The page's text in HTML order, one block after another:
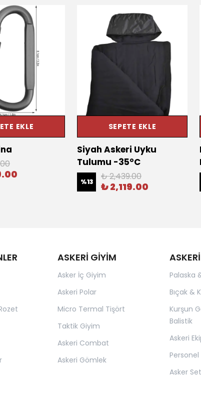
EKLE SEPETE EKLE
Siyah Askeri Uyku
Tulumu -35°C
%13 ₺ 2,439.00
₺ 2,119.00
ASKERİ GİYİM
Asker İç Giyim
Askeri Polar
Micro Termal Tişört
Taktik Giyim
Askeri Combat
Askeri Gömlek
Palaska
Bıçak &
Kurşun
Balistik
Askeri
Asker